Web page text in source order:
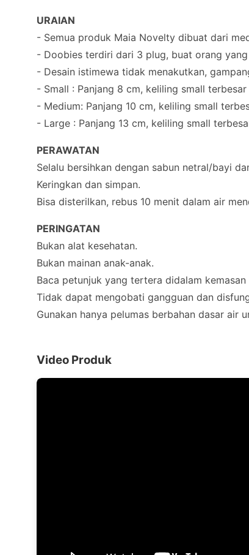
URAIAN
- Semua produk Maia Novelty dibuat dari
- Doobies terdiri dari 3 plug, buat orang
- Desain istimewa tidak menakutkan,
- Small : Panjang 8 cm, keliling small terbesar
- Medium: Panjang 10 cm, keliling small
- Large : Panjang 13 cm, keliling small
PERAWATAN
Selalu bersihkan dengan sabun netral/bayi
Keringkan dan simpan.
Bisa disterilkan, rebus 10 menit dalam air
PERINGATAN
Bukan alat kesehatan.
Bukan mainan anak-anak.
Baca petunjuk yang tertera didalam kemasan
Tidak dapat mengobati gangguan dan
Gunakan hanya pelumas berbahan dasar air
Video Produk